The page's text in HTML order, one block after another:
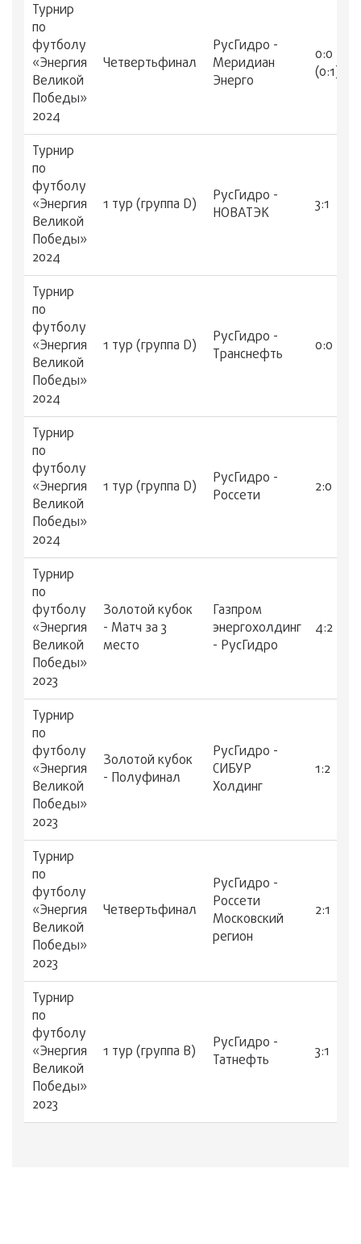
Турнир
по
футболу
«Энергия
Великой
Победы»
2024
Четвертьфинал
РусГидро -
Меридиан
Энерго
0:0
(0:1)
Турнир
по
футболу
«Энергия
Великой
Победы»
2024
1 тур (группа D)
РусГидро -
НОВАТЭК
3:1
Турнир
по
футболу
«Энергия
Великой
Победы»
2024
1 тур (группа D)
РусГидро -
Транснефть
0:0
Турнир
по
футболу
«Энергия
Великой
Победы»
2024
1 тур (группа D)
РусГидро -
Россети
2:0
Турнир
по
футболу
«Энергия
Великой
Победы»
2023
Золотой кубок
- Матч за 3
место
Газпром
энергохолдинг
- РусГидро
4:2
Турнир
по
футболу
«Энергия
Великой
Победы»
2023
Золотой кубок
- Полуфинал
РусГидро -
СИБУР
Холдинг
1:2
Турнир
по
футболу
«Энергия
Великой
Победы»
2023
Четвертьфинал
РусГидро -
Россети
Московский
регион
2:1
Турнир
по
футболу
«Энергия
Великой
Победы»
2023
1 тур (группа В)
РусГидро -
Татнефть
3:1